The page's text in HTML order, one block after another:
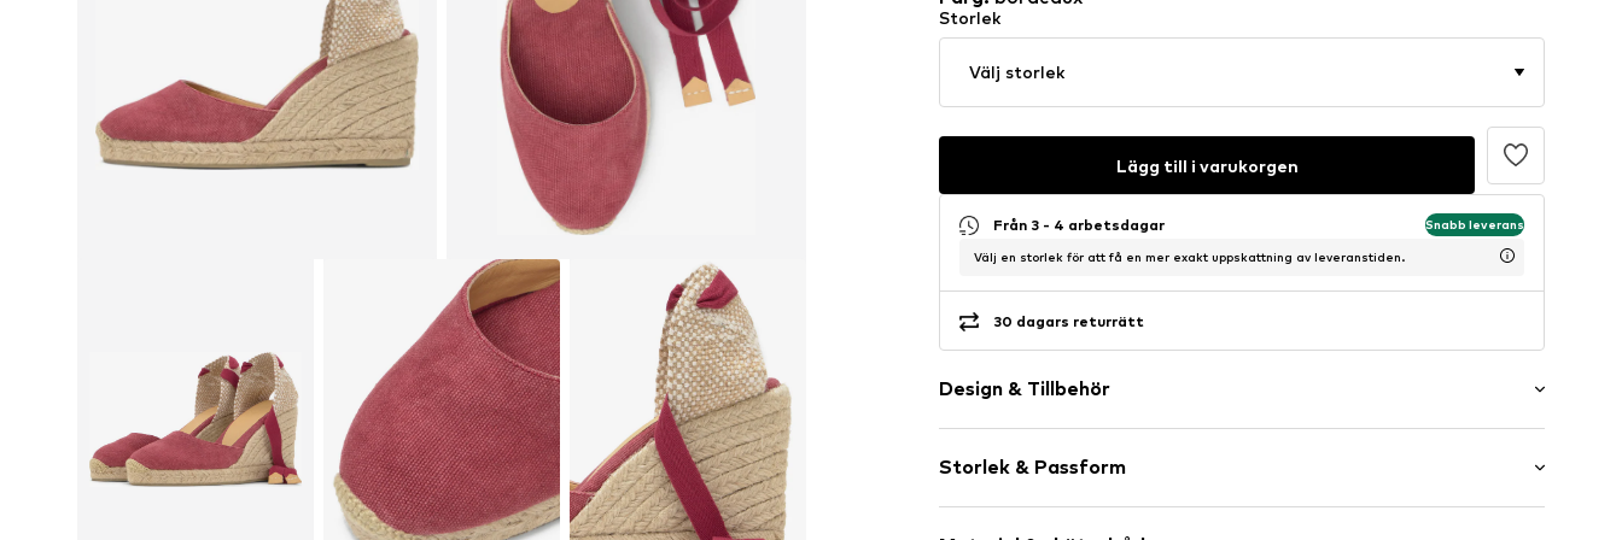
Storlek
Välj storlek
Lägg till i varukorgen
Från 3 - 4 arbetsdagar Snabb leverans
Välj en storlek för att få en mer exakt uppskattning av leveranstiden.
30 dagars returrätt
Design & Tillbehör
Kilklack
Med platå
Rund tå
Storlek & Passform